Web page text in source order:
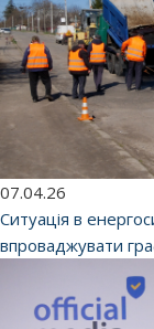
07.04.26
Ситуація в
впроваджувати